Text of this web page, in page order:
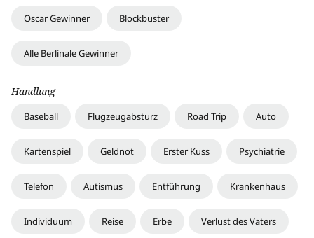
Oscar Gewinner Blockbuster
Alle Berlinale Gewinner
Handlung
Baseball Flugzeugabsturz Road Trip Auto
Kartenspiel Geldnot Erster Kuss Psychiatrie
Telefon Autismus Entführung Krankenhaus
Individuum Reise Erbe Verlust des Vaters